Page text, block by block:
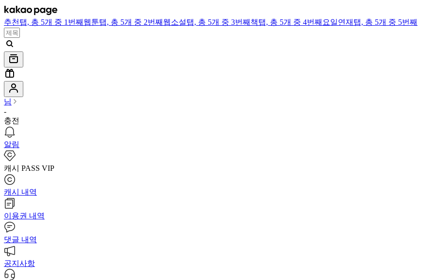
추천 탭, 총 5개 중 1번째 웹툰탭, 총 5개 중 2번째 웹소설탭, 총 5개 중 3번째 책탭, 총 5개 중 4번째 요일연재 탭, 총 5개 중 5번째
님
-
충전
알림
캐시 PASS VIP
캐시 내역
이용권 내역
댓글 내역
공지사항